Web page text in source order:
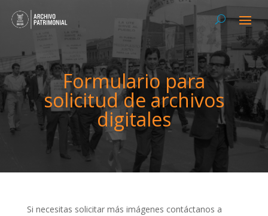
Formulario para
solicitud de archivos
digitales
Si necesitas solicitar más imágenes contáctanos a